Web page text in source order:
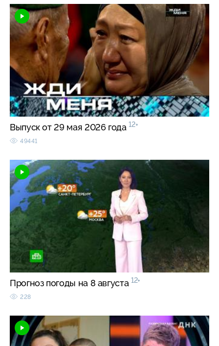
Выпуск от 29 мая 2026 года 12+
49441
Прогноз погоды на 8 августа 12+
228